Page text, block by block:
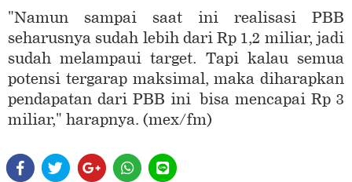
"Namun sampai saat ini realisasi PBB
seharusnya sudah lebih dari Rp 1,2 miliar, jadi
sudah melampaui target. Tapi kalau semua
potensi tergarap maksimal, maka diharapkan
pendapatan dari PBB ini bisa mencapai Rp 3
miliar," harapnya. (mex/fm)